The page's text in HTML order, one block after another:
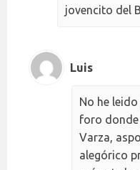
jovencito del
Luis
No he
foro donde
Varza,
alegórico